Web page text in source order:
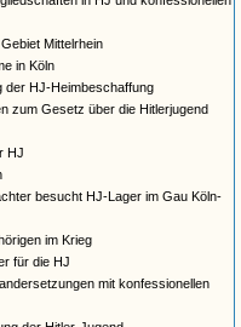
Mittelrhein
in Köln
HJ-Heimbeschaffung
zum Gesetz über die Hitlerjugend
HJ
besucht HJ-Lager im Gau Köln-
im Krieg
für die HJ
mit konfessionellen